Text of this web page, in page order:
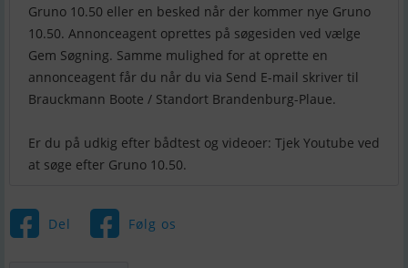
Gruno 10.50 eller en besked når der kommer nye Gruno
10.50. Annonceagent oprettes på søgesiden ved vælge
Gem Søgning. Samme mulighed for at oprette en
annonceagent får du når du via Send E-mail skriver til
Brauckmann Boote / Standort Brandenburg-Plaue.
Er du på udkig efter bådtest og videoer: Tjek Youtube ved
Del Følg os